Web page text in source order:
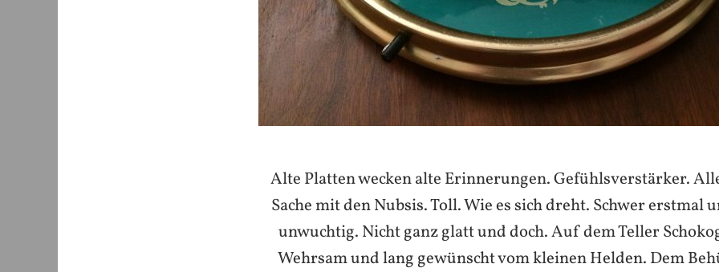
Alte Platten wecken alte Erinnerungen. Gefühlsverstärker.
Sache mit den Nubsis. Toll. Wie es sich dreht. Schwer erstmal
unwuchtig. Nicht ganz glatt und doch. Auf dem Teller
Wehrsam und lang gewünscht vom kleinen Helden. Dem